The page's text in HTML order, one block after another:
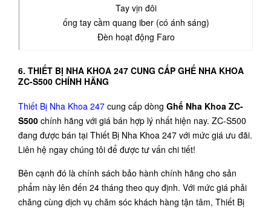
Tay vịn đôi
ống tay cầm quang iber (có ánh sáng)
Đèn hoạt động Faro
6. THIẾT BỊ NHA KHOA 247 CUNG CẤP GHẾ NHA KHOA
ZC-S500 CHÍNH HÃNG
Thiết Bị Nha Khoa 247 cung cấp dòng Ghế Nha Khoa ZC-
S500 chính hãng với giá bán hợp lý nhất hiện nay. ZC-S500
đang được bán tại Thiết Bị Nha Khoa 247 với mức giá ưu đãi.
Liên hệ ngay chúng tôi để được tư vấn chi tiết!
Bên cạnh đó là chính sách bảo hành chính hãng cho sản
phẩm này lên đến 24 tháng theo quy định. Với mức giá phải
chăng cùng dịch vụ chăm sóc khách hàng tận tâm, Thiết Bị